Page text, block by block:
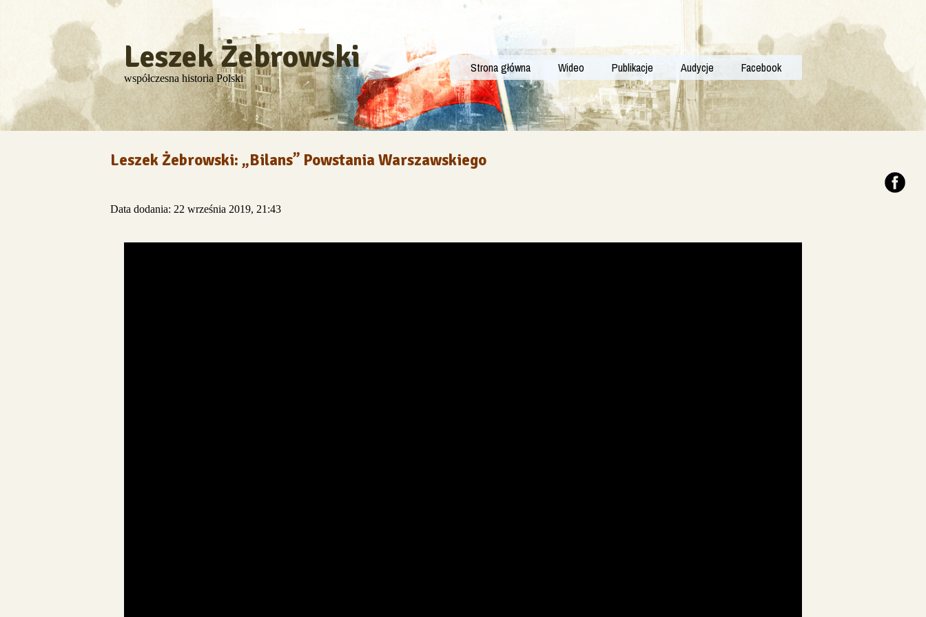
Leszek Żebrowski
współczesna historia Polski
Strona główna Wideo Publikacje Audycje Facebook
Leszek Żebrowski: „Bilans” Powstania Warszawskiego
Data dodania: 22 września 2019, 21:43